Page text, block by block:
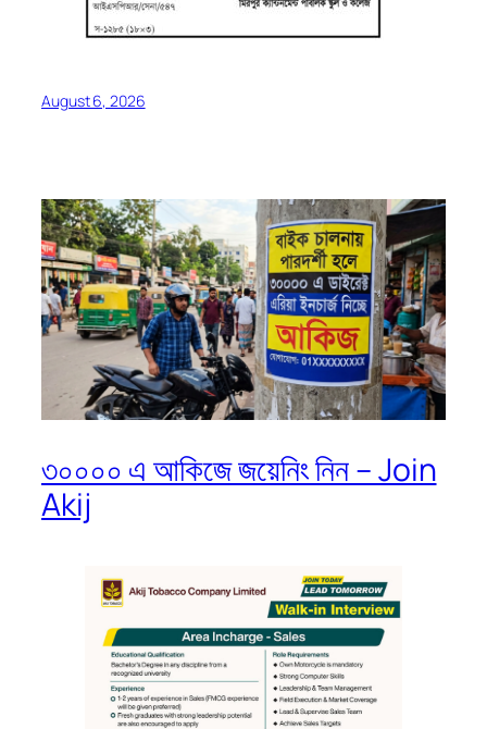
August 6, 2026
৩০০০০ এ আকিজে জয়েনিং নিন – Join
Akij